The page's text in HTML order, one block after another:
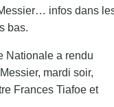
infos dans
bas.
Nationale a rendu
mardi soir,
Frances Tiafoe et